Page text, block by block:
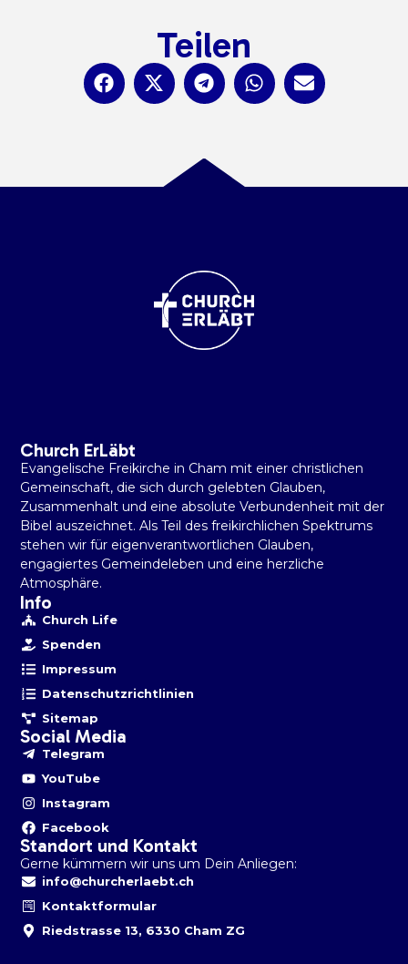
Teilen
Church ErLäbt
Evangelische Freikirche in Cham mit einer christlichen
Gemeinschaft, die sich durch gelebten Glauben,
Zusammenhalt und eine absolute Verbundenheit mit der
Bibel auszeichnet. Als Teil des freikirchlichen Spektrums
stehen wir für eigenverantwortlichen Glauben,
engagiertes Gemeindeleben und eine herzliche
Atmosphäre.
Info
Church Life
Spenden
Impressum
Datenschutzrichtlinien
Sitemap
Social Media
Telegram
YouTube
Instagram
Facebook
Standort und Kontakt
Gerne kümmern wir uns um Dein Anliegen:
info@churcherlaebt.ch
Kontaktformular
Riedstrasse 13, 6330 Cham ZG